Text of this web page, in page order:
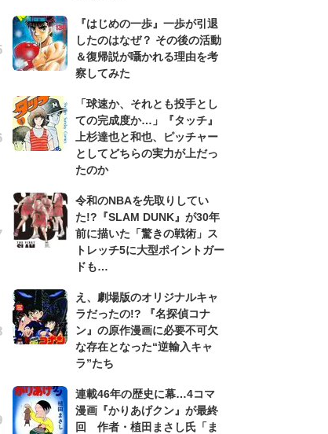
『はじめの一歩』一歩が引退
したのはなぜ？ その後の活動
＆復帰説が囁かれる理由を考
察してみた
「球速か、それとも投手とし
ての完成度か…」『タッチ』
上杉達也と和也、ピッチャー
としてどちらの実力が上だっ
たのか
令和のNBAを先取りしてい
た!?『SLAM DUNK』が30年
前に描いた「驚きの戦術」ス
トレッチ5に大型ポイントガー
ドも…
え、劇場版のオリジナルキャ
ラだったの!? 『名探偵コナ
ン』の原作漫画に必要不可欠
な存在となった“逆輸入キャ
ラ”たち
連載46年の歴史に幕…4コマ
漫画『かりあげクン』が最終
回 作者・植田まさし氏「ま